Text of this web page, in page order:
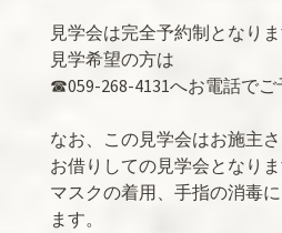
見学会は完全予約制となりま
見学希望の方は
☎059-268-4131へお電話でご
なお、この見学会はお施主
お借りしての見学会となりま
マスクの着用、手指の消毒
ます。